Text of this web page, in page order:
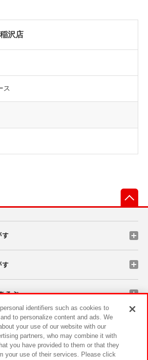
沢店
ス
す
す
そぶ
ペーン
identifiers such as cookies to
to personalize content and ads. We
your use of our website with our
partners, who may combine it with
you have provided to them or that they
your use of their services. Please click